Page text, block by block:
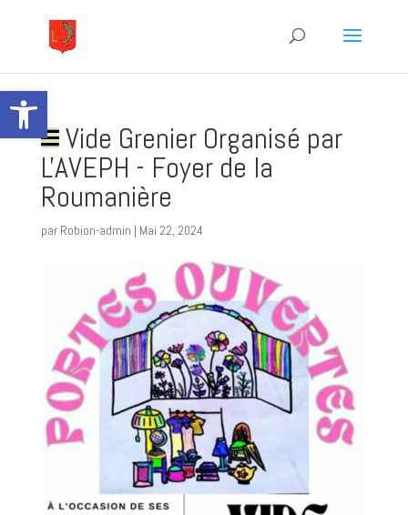
Ouvrir la barre d’outils
Vide Grenier Organisé par
L'AVEPH - Foyer de la
Roumanière
par Robion-admin | Mai 22, 2024